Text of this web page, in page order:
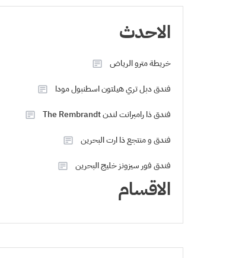
الاحدث
خريطة مترو الرياض
فندق دبل تري هيلتون اسطنبول مودا
فندق ذا رامبرانت لندن The Rembrandt
فندق و منتجع ذا ارت البحرين
فندق فور سيزونز خليج البحرين
الاقسام